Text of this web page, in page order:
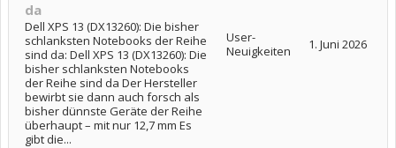
da
Dell XPS 13 (DX13260): Die bisher
schlanksten Notebooks der Reihe
sind da: Dell XPS 13 (DX13260): Die
bisher schlanksten Notebooks
der Reihe sind da Der Hersteller
bewirbt sie dann auch forsch als
bisher dünnste Geräte der Reihe
überhaupt – mit nur 12,7 mm Es
gibt die...
User-
Neuigkeiten
1. Juni 2026